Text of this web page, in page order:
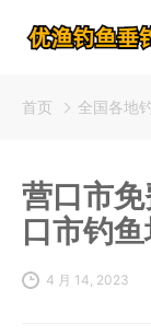
首页 全国各地
营口市
口市钓
4 月 14, 2023